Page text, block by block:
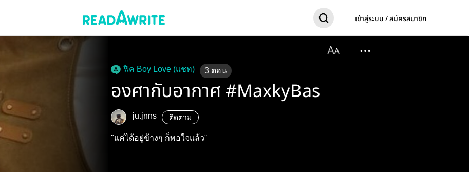
เข้าสู่ระบบ / สมัครสมาชิก
ฟิค Boy Love (แชท) 3 ตอน
องศากับอากาศ #MaxkyBas
ju.jnns ติดตาม
"แค่ได้อยู่ข้างๆ ก็พอใจแล้ว"